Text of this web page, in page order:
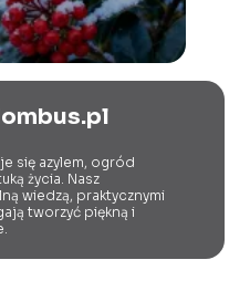
się azylem, ogród
życia. Nasz
wiedzą, praktycznymi
tworzyć piękną i